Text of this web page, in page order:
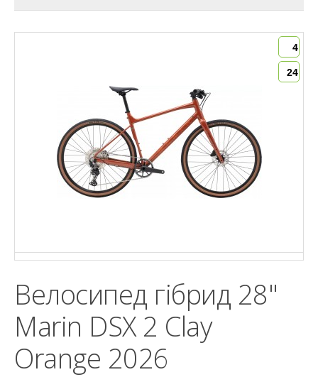
4
24
Велосипед гібрид 28"
Marin DSX 2 Clay
Orange 2026